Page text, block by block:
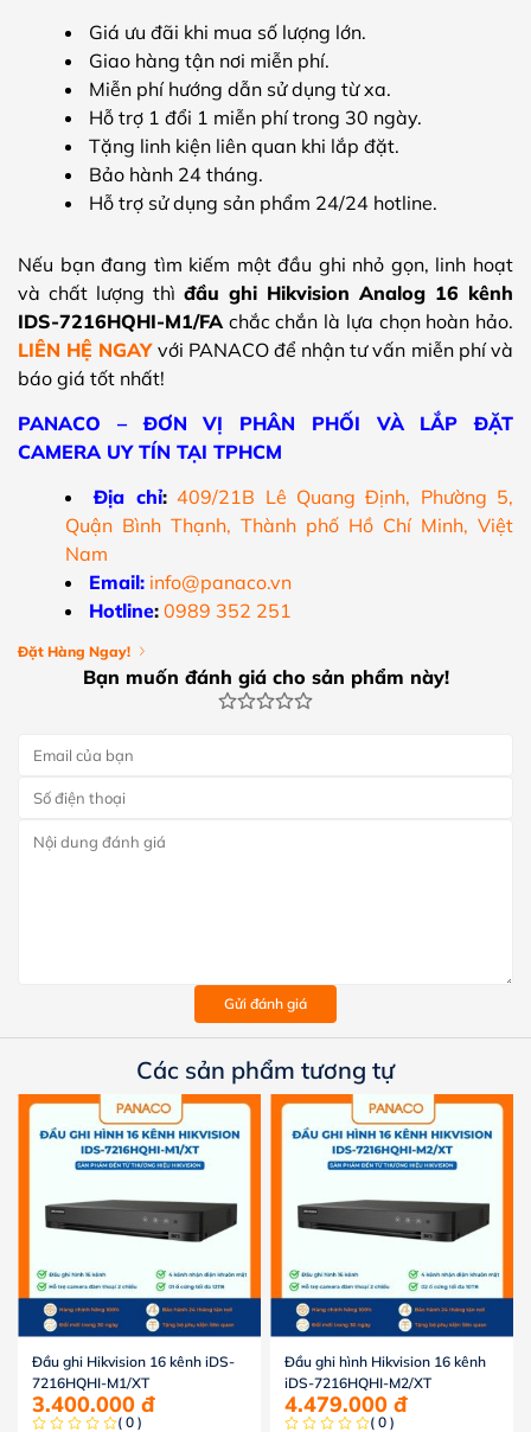
Giá ưu đãi khi mua số lượng lớn.
Giao hàng tận nơi miễn phí.
Miễn phí hướng dẫn sử dụng từ xa.
Hỗ trợ 1 đổi 1 miễn phí trong 30 ngày.
Tặng linh kiện liên quan khi lắp đặt.
Bảo hành 24 tháng.
Hỗ trợ sử dụng sản phẩm 24/24 hotline.
Nếu bạn đang tìm kiếm một đầu ghi nhỏ gọn, linh hoạt
và chất lượng thì đầu ghi Hikvision Analog 16 kênh
IDS-7216HQHI-M1/FA chắc chắn là lựa chọn hoàn hảo.
LIÊN HỆ NGAYvới PANACO để nhận tư vấn miễn phí và
báo giá tốt nhất!
PANACO – ĐƠN VỊ PHÂN PHỐI VÀ LẮP ĐẶT
CAMERA UY TÍN TẠI TPHCM
Địa chỉ: 409/21B Lê Quang Định, Phường 5,
Quận Bình Thạnh, Thành phố Hồ Chí Minh, Việt
Nam
Email: info@panaco.vn
Hotline: 0989 352 251
Đặt Hàng Ngay!
Bạn muốn đánh giá cho sản phẩm này!
Gửi đánh giá
Các sản phẩm tương tự
Đầu ghi Hikvision 16 kênh iDS-
7216HQHI-M1/XT
3.400.000 đ
( 0 )
Đầu ghi hình Hikvision 16 kênh
iDS-7216HQHI-M2/XT
4.479.000 đ
( 0 )